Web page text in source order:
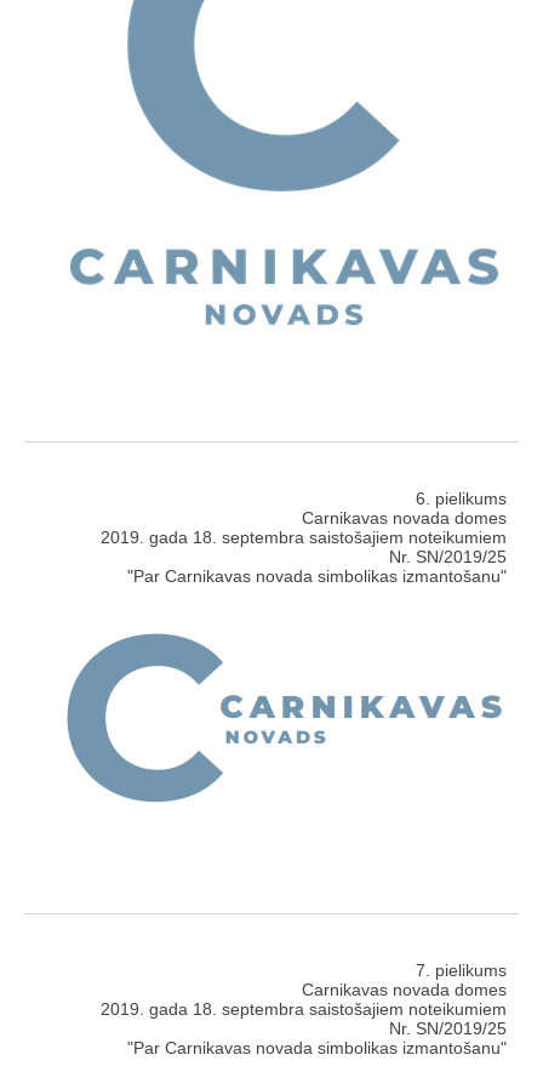
6. pielikums
Carnikavas novada domes
2019. gada 18. septembra saistošajiem noteikumiem
Nr. SN/2019/25
"Par Carnikavas novada simbolikas izmantošanu"
7. pielikums
Carnikavas novada domes
2019. gada 18. septembra saistošajiem noteikumiem
Nr. SN/2019/25
"Par Carnikavas novada simbolikas izmantošanu"